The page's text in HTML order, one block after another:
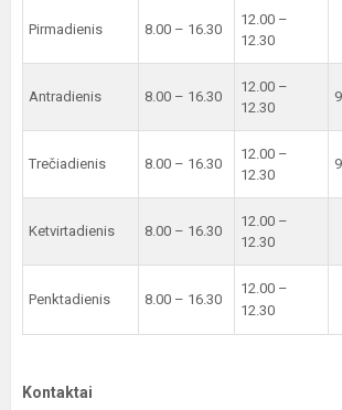
Pirmadienis 8.00 – 16.30
12.00 –
12.30
Antradienis 8.00 – 16.30
12.00 –
12.30
Trečiadienis 8.00 – 16.30
12.00 –
12.30
Ketvirtadienis 8.00 – 16.30
12.00 –
12.30
Penktadienis 8.00 – 16.30
12.00 –
12.30
Kontaktai